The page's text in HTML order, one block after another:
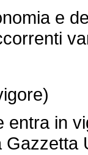
e
in
Gazzetta